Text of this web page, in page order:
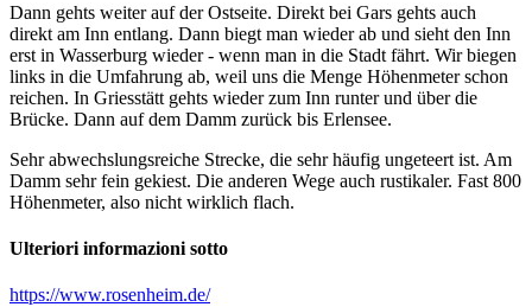
Dann gehts weiter auf der Ostseite. Direkt bei Gars gehts auch
direkt am Inn entlang. Dann biegt man wieder ab und sieht den Inn
erst in Wasserburg wieder - wenn man in die Stadt fährt. Wir biegen
links in die Umfahrung ab, weil uns die Menge Höhenmeter schon
reichen. In Griesstätt gehts wieder zum Inn runter und über die
Brücke. Dann auf dem Damm zurück bis Erlensee.
Sehr abwechslungsreiche Strecke, die sehr häufig ungeteert ist. Am
Damm sehr fein gekiest. Die anderen Wege auch rustikaler. Fast 800
Höhenmeter, also nicht wirklich flach.
Ulteriori informazioni sotto
https://www.rosenheim.de/